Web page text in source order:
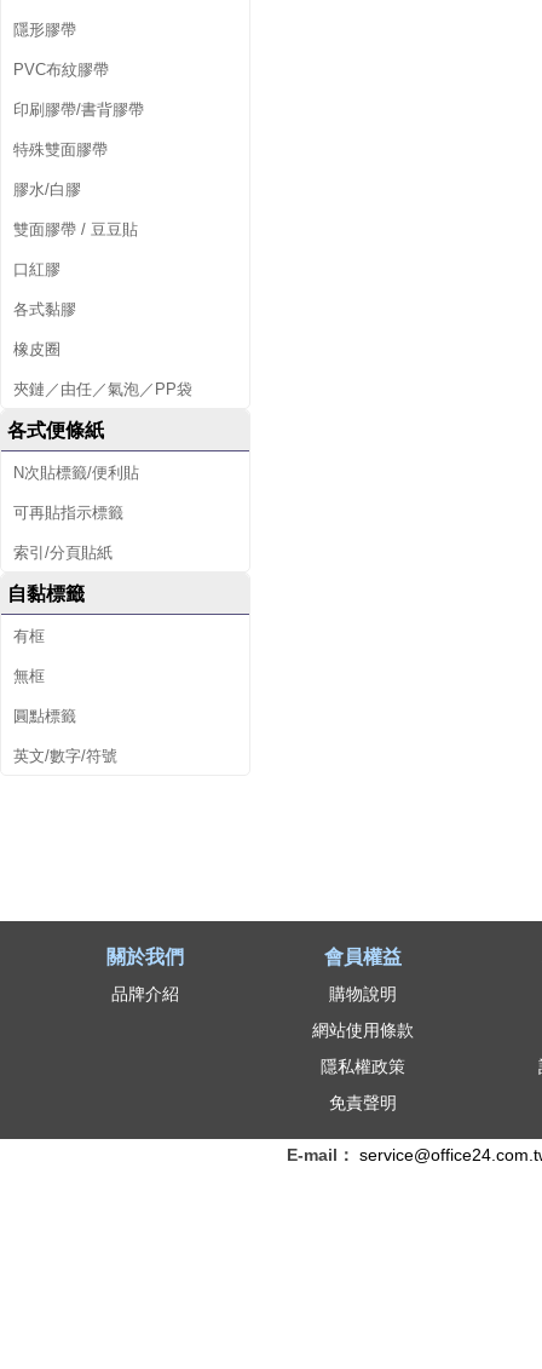
隱形膠帶
PVC布紋膠帶
印刷膠帶/書背膠帶
特殊雙面膠帶
膠水/白膠
雙面膠帶 / 豆豆貼
口紅膠
各式黏膠
橡皮圈
夾鏈／由任／氣泡／PP袋
各式便條紙
N次貼標籤/便利貼
可再貼指示標籤
索引/分頁貼紙
自黏標籤
有框
無框
圓點標籤
英文/數字/符號
關於我們
品牌介紹
會員權益
購物說明
網站使用條款
隱私權政策
免責聲明
E-mail：